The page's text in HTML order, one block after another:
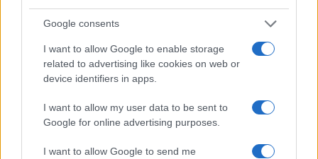
Google consents
I want to allow Google to enable storage
related to advertising like cookies on web or
device identifiers in apps.
I want to allow my user data to be sent to
Google for online advertising purposes.
I want to allow Google to send me
africana e rovesci improvvisi
Alessandro Tassinari · 6 Ago 2026
WEEKEND